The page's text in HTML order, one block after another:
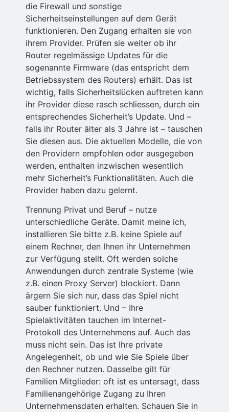
die Firewall und sonstige
Sicherheitseinstellungen auf dem Gerät
funktionieren. Den Zugang erhalten sie von
ihrem Provider. Prüfen sie weiter ob ihr
Router regelmässige Updates für die
sogenannte Firmware (das entspricht dem
Betriebssystem des Routers) erhält. Das ist
wichtig, falls Sicherheitslücken auftreten kann
ihr Provider diese rasch schliessen, durch ein
entsprechendes Sicherheit’s Update. Und –
falls ihr Router älter als 3 Jahre ist – tauschen
Sie diesen aus. Die aktuellen Modelle, die von
den Providern empfohlen oder ausgegeben
werden, enthalten inzwischen wesentlich
mehr Sicherheit’s Funktionalitäten. Auch die
Provider haben dazu gelernt.
Trennung Privat und Beruf – nutze
unterschiedliche Geräte. Damit meine ich,
installieren Sie bitte z.B. keine Spiele auf
einem Rechner, den Ihnen ihr Unternehmen
zur Verfügung stellt. Oft werden solche
Anwendungen durch zentrale Systeme (wie
z.B. einen Proxy Server) blockiert. Dann
ärgern Sie sich nur, dass das Spiel nicht
sauber funktioniert. Und – Ihre
Spielaktivitäten tauchen im Internet-
Protokoll des Unternehmens auf. Auch das
muss nicht sein. Das ist Ihre private
Angelegenheit, ob und wie Sie Spiele über
den Rechner nutzen. Dasselbe gilt für
Familien Mitglieder: oft ist es untersagt, dass
Familienangehörige Zugang zu Ihren
Unternehmensdaten erhalten. Schauen Sie in